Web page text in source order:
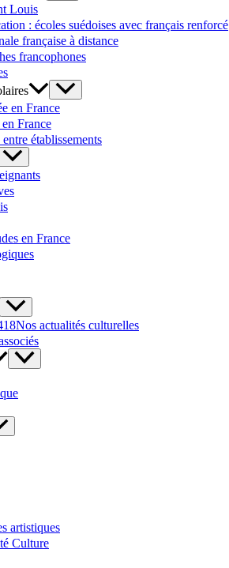
Louis
: écoles suédoises avec français renforcé
française à distance
francophones
en France
France
établissements
en France
Nos actualités culturelles
artistiques
Culture